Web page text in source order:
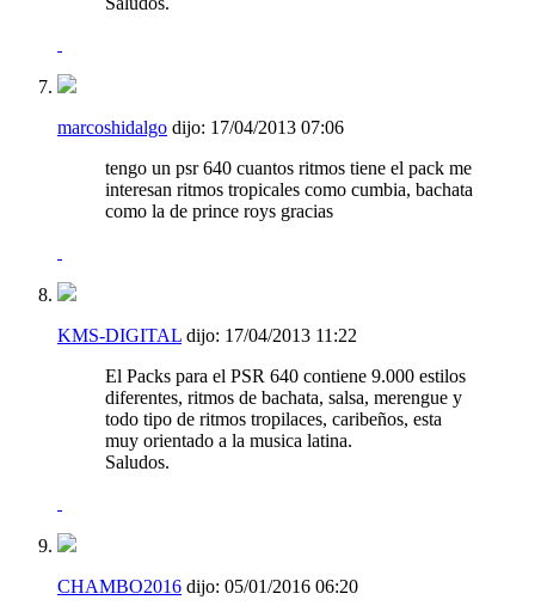
marcoshidalgo dijo: 17/04/2013 07:06
tengo un psr 640 cuantos ritmos tiene el pack me
interesan ritmos tropicales como cumbia, bachata
como la de prince roys gracias
KMS-DIGITAL dijo: 17/04/2013 11:22
El Packs para el PSR 640 contiene 9.000 estilos
diferentes, ritmos de bachata, salsa, merengue y
todo tipo de ritmos tropilaces, caribeños, esta
muy orientado a la musica latina.
Saludos.
CHAMBO2016 dijo: 05/01/2016 06:20